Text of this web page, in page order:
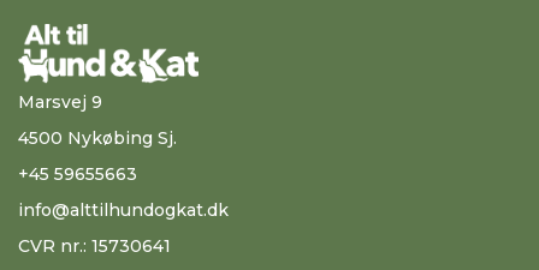
Marsvej 9
4500 Nykøbing Sj.
+45 59655663
info@alttilhundogkat.dk
CVR nr.: 15730641